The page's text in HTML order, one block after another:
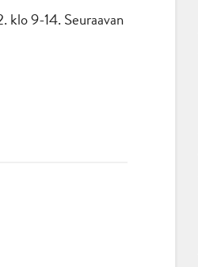
klo 9-14. Seuraavan